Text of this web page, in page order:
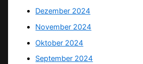
Dezember 2024
November 2024
Oktober 2024
September 2024